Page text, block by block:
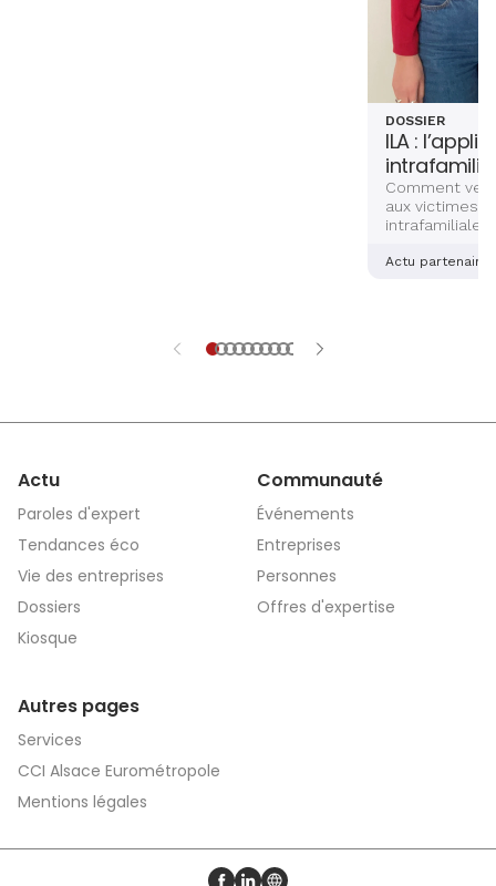
DOSSIER
ILA :
Comment
aux victimes
alsaciennes
Actu partenaire
Actu
Paroles d'expert
Tendances éco
Vie des entreprises
Dossiers
Kiosque
Communauté
Événements
Entreprises
Personnes
Offres d'expertise
Autres pages
Services
CCI Alsace Eurométropole
Mentions légales
Profil Facebook
Profil LinkedIn
Site web